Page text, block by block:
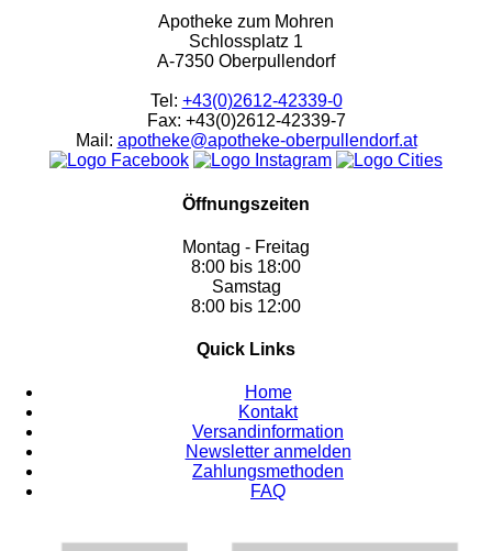
Apotheke zum Mohren
Schlossplatz 1
A-7350 Oberpullendorf
Tel: +43(0)2612-42339-0
Fax: +43(0)2612-42339-7
Mail: apotheke@apotheke-oberpullendorf.at
Öffnungszeiten
Montag - Freitag
8:00 bis 18:00
Samstag
8:00 bis 12:00
Quick Links
Home
Kontakt
Versandinformation
Newsletter anmelden
Zahlungsmethoden
FAQ